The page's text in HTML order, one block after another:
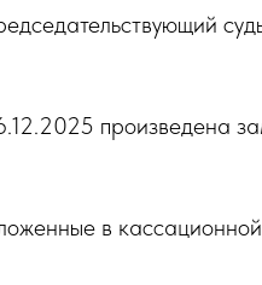
произведена
в